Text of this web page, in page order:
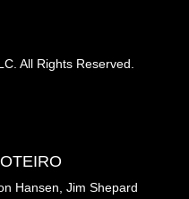
All Rights Reserved.
Hansen, Jim Shepard